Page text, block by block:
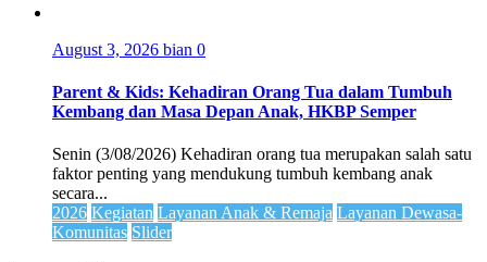
August 3, 2026 bian 0
Parent & Kids: Kehadiran Orang Tua dalam Tumbuh
Kembang dan Masa Depan Anak, HKBP Semper
Senin (3/08/2026) Kehadiran orang tua merupakan salah satu
faktor penting yang mendukung tumbuh kembang anak
secara...
2026 Kegiatan Layanan Anak & Remaja Layanan Dewasa-
Komunitas Slider